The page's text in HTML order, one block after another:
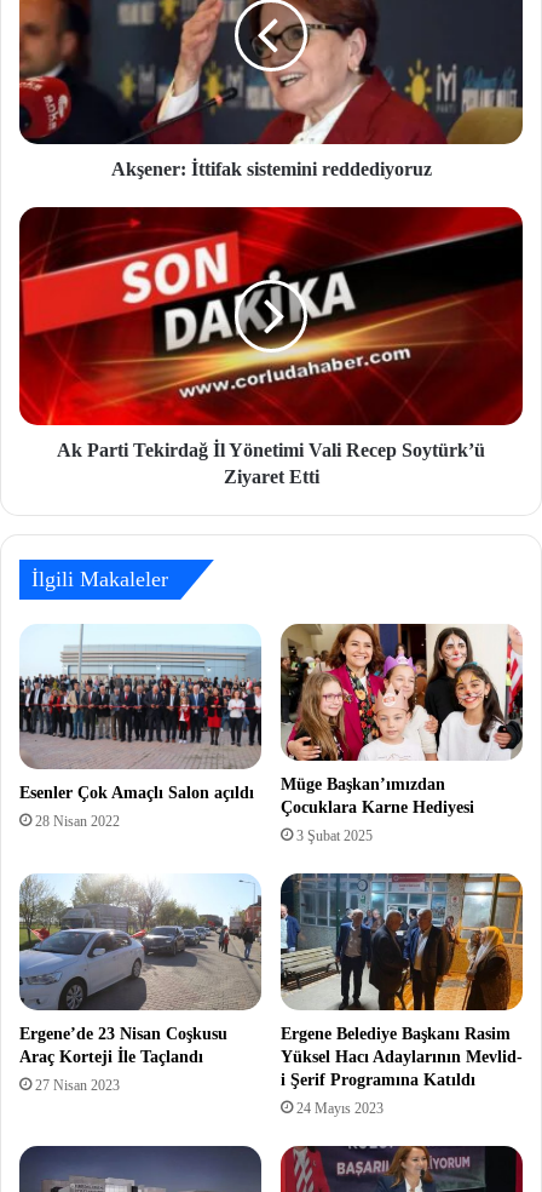
Akşener: İttifak sistemini reddediyoruz
Ak Parti Tekirdağ İl Yönetimi Vali Recep Soytürk’ü
Ziyaret Etti
İlgili Makaleler
Esenler Çok Amaçlı Salon açıldı
28 Nisan 2022
Müge Başkan’ımızdan
Çocuklara Karne Hediyesi
3 Şubat 2025
Ergene’de 23 Nisan Coşkusu
Araç Korteji İle Taçlandı
27 Nisan 2023
Ergene Belediye Başkanı Rasim
Yüksel Hacı Adaylarının Mevlid-
i Şerif Programına Katıldı
24 Mayıs 2023